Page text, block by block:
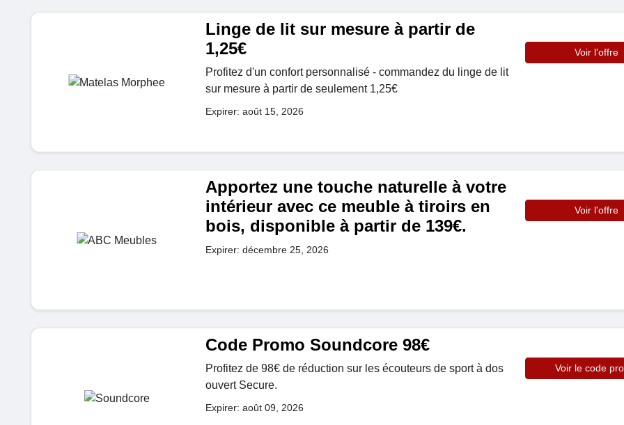
Linge de lit sur mesure à partir de
1,25€
Profitez d'un confort personnalisé - commandez du linge de lit
sur mesure à partir de seulement 1,25€
Expirer: août 15, 2026
Voir l'offre
Apportez une touche naturelle à votre
intérieur avec ce meuble à tiroirs en
bois, disponible à partir de 139€.
Expirer: décembre 25, 2026
Voir l'offre
Code Promo Soundcore 98€
Profitez de 98€ de réduction sur les écouteurs de sport à dos
ouvert Secure.
Expirer: août 09, 2026
Voir le code